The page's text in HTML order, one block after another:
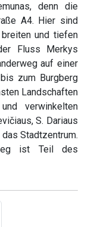
denn die
A4. Hier sind
und tiefen
Fluss Merkys
auf einer
zum Burgberg
Landschaften
verwinkelten
S. Dariaus
Stadtzentrum.
ist Teil des